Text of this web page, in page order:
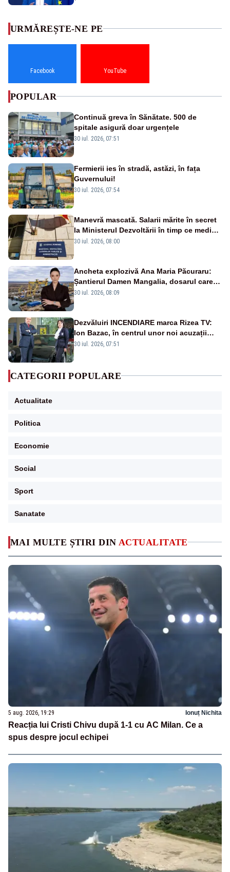
MAI MULTE ȘTIRI DIN ACTUALITATE
5 aug. 2026, 19:29 Ionuț Nichita
Reacția lui Cristi Chivu după 1-1 cu AC Milan. Ce a
spus despre jocul echipei
URMĂREȘTE-NE PE
Facebook YouTube
POPULAR
Continuă greva în Sănătate. 500 de
spitale asigură doar urgențele
30 iul. 2026, 07:51
Fermierii ies în stradă, astăzi, în fața
Guvernului!
30 iul. 2026, 07:54
Manevră mascată. Salarii mărite în secret
la Ministerul Dezvoltării în timp ce medicii
ies în stradă
30 iul. 2026, 08:00
Ancheta explozivă Ana Maria Păcuraru:
Șantierul Damen Mangalia, dosarul care
scufundă apărarea României
30 iul. 2026, 08:09
Dezvăluiri INCENDIARE marca Rizea TV:
Ion Bazac, în centrul unor noi acuzații
publice
30 iul. 2026, 07:51
CATEGORII POPULARE
Actualitate
Politica
Economie
Social
Sport
Sanatate